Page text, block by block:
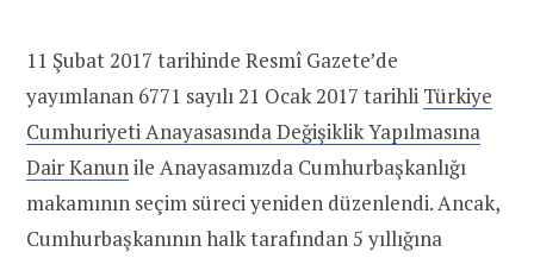
11 Şubat 2017 tarihinde Resmî Gazete’de
yayımlanan 6771 sayılı 21 Ocak 2017 tarihli Türkiye
Cumhuriyeti Anayasasında Değişiklik Yapılmasına
Dair Kanunile Anayasamızda Cumhurbaşkanlığı
makamının seçim süreci yeniden düzenlendi. Ancak,
Cumhurbaşkanının halk tarafından 5 yıllığına